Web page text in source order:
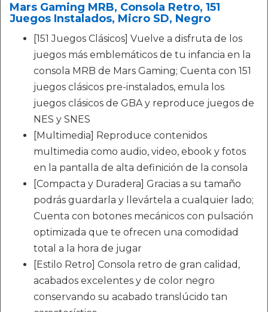
Mars Gaming MRB, Consola Retro, 151
Juegos Instalados, Micro SD, Negro
[151 Juegos Clásicos] Vuelve a disfruta de los
juegos más emblemáticos de tu infancia en la
consola MRB de Mars Gaming; Cuenta con 151
juegos clásicos pre-instalados, emula los
juegos clásicos de GBA y reproduce juegos de
NES y SNES
[Multimedia] Reproduce contenidos
multimedia como audio, video, ebook y fotos
en la pantalla de alta definición de la consola
[Compacta y Duradera] Gracias a su tamaño
podrás guardarla y llevártela a cualquier lado;
Cuenta con botones mecánicos con pulsación
optimizada que te ofrecen una comodidad
total a la hora de jugar
[Estilo Retro] Consola retro de gran calidad,
acabados excelentes y de color negro
conservando su acabado translúcido tan